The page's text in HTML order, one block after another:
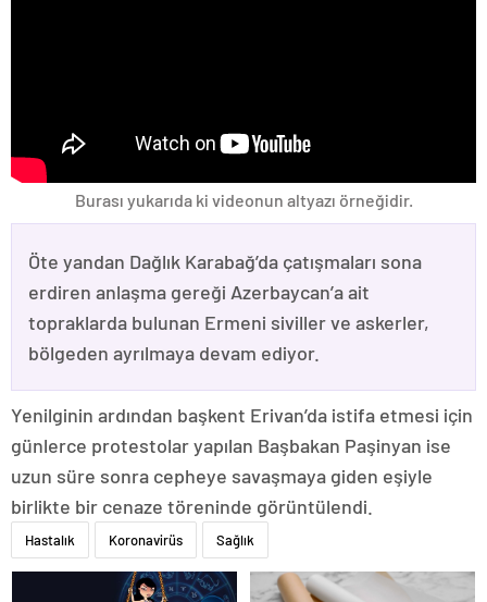
Burası yukarıda ki videonun altyazı örneğidir.
Öte yandan Dağlık Karabağ’da çatışmaları sona
erdiren anlaşma gereği Azerbaycan’a ait
topraklarda bulunan Ermeni siviller ve askerler,
bölgeden ayrılmaya devam ediyor.
Yenilginin ardından başkent Erivan’da istifa etmesi için
günlerce protestolar yapılan Başbakan Paşinyan ise
uzun süre sonra cepheye savaşmaya giden eşiyle
birlikte bir cenaze töreninde görüntülendi.
Hastalık Koronavirüs Sağlık